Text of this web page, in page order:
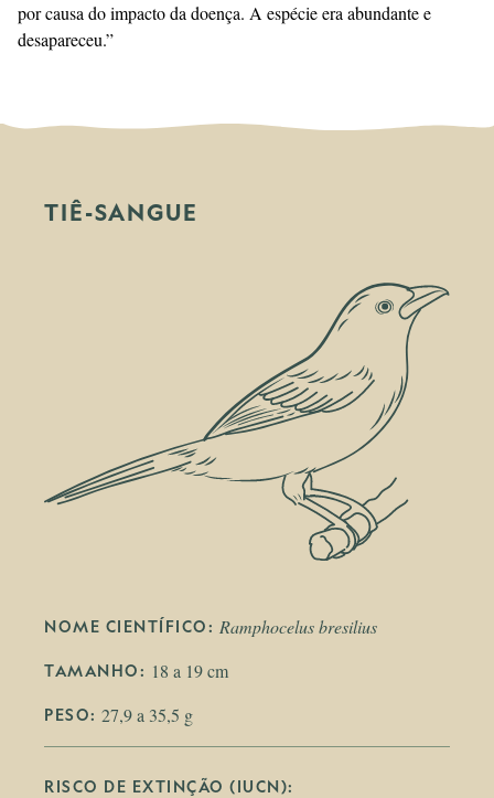
por causa do impacto da doença. A espécie era abundante e
desapareceu.”
TIÊ-SANGUE
NOME CIENTÍFICO: Ramphocelus bresilius
TAMANHO: 18 a 19 cm
PESO: 27,9 a 35,5 g
RISCO DE EXTINÇÃO (IUCN):